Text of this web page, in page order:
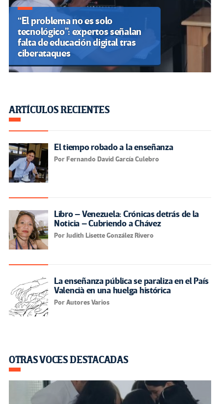
“El problema no es solo
tecnológico”: expertos señalan
falta de educación digital tras
ciberataques
ARTÍCULOS RECIENTES
El tiempo robado a la enseñanza
Por Fernando David García Culebro
Libro – Venezuela: Crónicas detrás de la
Noticia – Cubriendo a Chávez
Por Judith Lisette González Rivero
La enseñanza pública se paraliza en el País
Valencià en una huelga histórica
Por Autores Varios
OTRAS VOCES DESTACADAS